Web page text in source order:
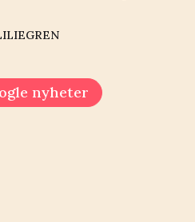
nyheter